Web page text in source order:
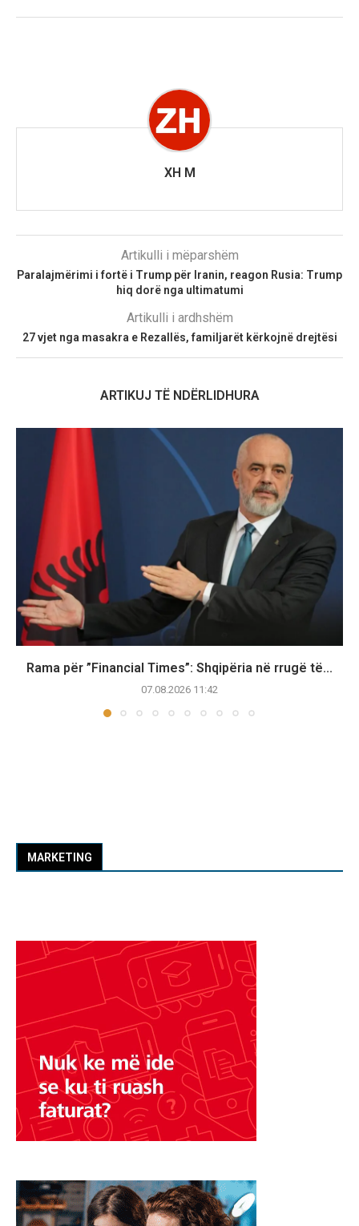
XH M
Artikulli i mëparshëm
Paralajmërimi i fortë i Trump për Iranin, reagon Rusia: Trump
hiq dorë nga ultimatumi
Artikulli i ardhshëm
27 vjet nga masakra e Rezallës, familjarët kërkojnë drejtësi
ARTIKUJ TË NDËRLIDHURA
Rama për ”Financial Times”: Shqipëria në rrugë të...
07.08.2026 11:42
MARKETING